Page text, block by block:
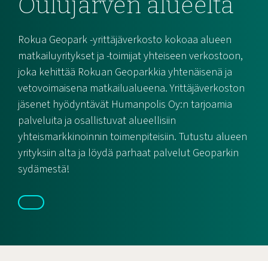
Rokua Geopark -yrittäjäverkosto kokoaa alueen
matkailuyritykset ja -toimijat yhteiseen verkostoon,
joka kehittää Rokuan Geoparkkia yhtenäisenä ja
vetovoimaisena matkailualueena. Yrittäjäverkoston
jäsenet hyödyntävät Humanpolis Oy:n tarjoamia
palveluita ja osallistuvat alueellisiin
yhteismarkkinoinnin toimenpiteisiin. Tutustu alueen
yrityksiin alta ja löydä parhaat palvelut Geoparkin
sydämestä!